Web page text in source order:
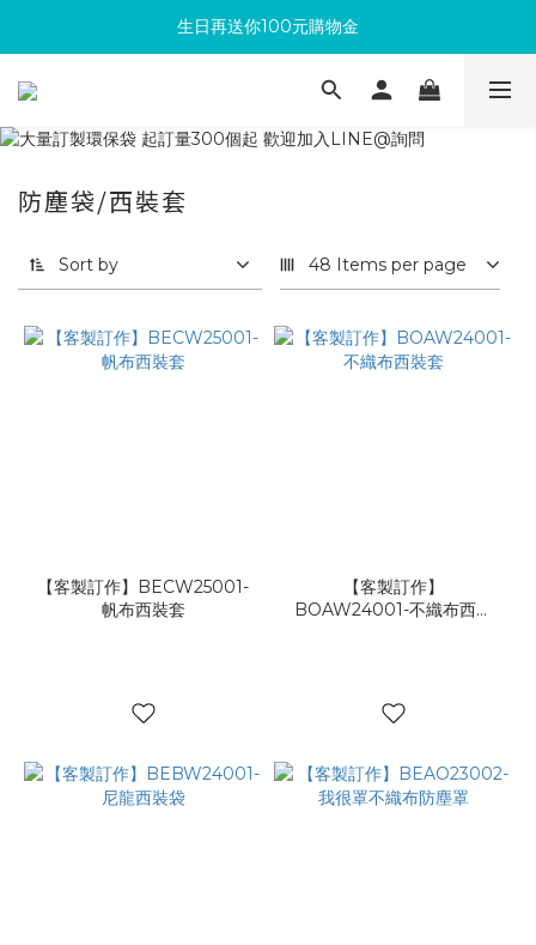
滿300回饋10%購物金
生日再送你100元購物金
加入成為新會員 馬上領取50元購物金
滿300回饋10%購物金
防塵袋/西裝套
Sort by 48 Items per page
【客製訂作】BECW25001-
帆布西裝套
【客製訂作】
BOAW24001-不織布西裝